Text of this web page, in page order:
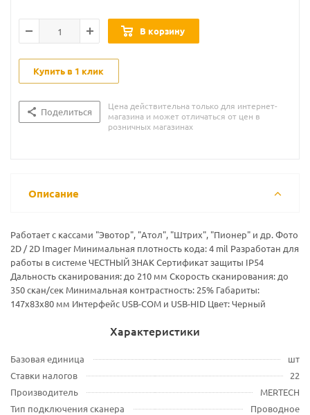
В корзину
Купить в 1 клик
Поделиться
Цена действительна только для интернет-
магазина и может отличаться от цен в
розничных магазинах
Описание
Работает с кассами "Эвотор", "Атол", "Штрих", "Пионер" и др. Фото
2D / 2D Imager Минимальная плотность кода: 4 mil Разработан для
работы в системе ЧЕСТНЫЙ ЗНАК Cертификат защиты IP54
Дальность сканирования: до 210 мм Скорость сканирования: до
350 скан/сек Минимальная контрастность: 25% Габариты:
147х83х80 мм Интерфейс USB-COM и USB-HID Цвет: Черный
Характеристики
Базовая единица
шт
Ставки налогов
22
Производитель
MERTECH
Тип подключения сканера
Проводное